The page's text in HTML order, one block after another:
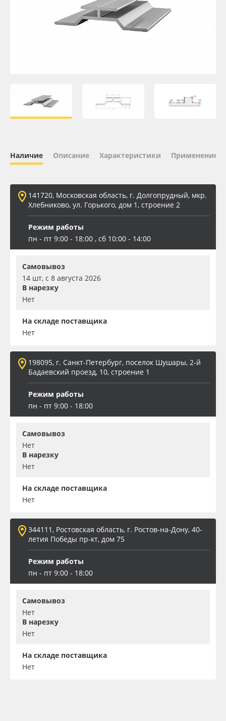
ПЭТ листовой
ПЭТ бэклит
Заготовки для сувениров
Наличие Описание Характеристики Применение
141720, Московская область, г. Долгопрудный, мкр.
Хлебниково, ул. Горького, дом 1, строение 2
Режим работы
пн - пт 9:00 - 18:00 , сб 10:00 - 14:00
Самовывоз
14 шт, с 8 августа 2026
В нарезку
Нет
На складе поставщика
Нет
198095, г. Санкт-Петербург, поселок Шушары, 2-й
Бадаевский проезд, 10, строение 1
Режим работы
пн - пт 9:00 - 18:00
Самовывоз
Нет
В нарезку
Нет
На складе поставщика
Нет
344111, Ростовская область, г. Ростов-на-Дону, 40-
летия Победы пр-кт, дом 75
Режим работы
пн - пт 9:00 - 18:00
Самовывоз
Нет
В нарезку
Нет
На складе поставщика
Нет